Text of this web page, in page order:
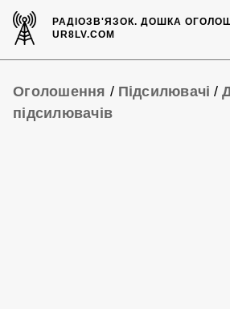
РАДІОЗВ'ЯЗОК.ДОШКА
UR8LV.COM
Оголошення / Підсилювачі /
підсилювачів